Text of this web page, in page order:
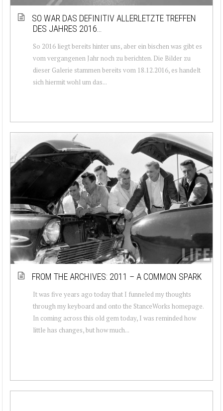
SO WAR DAS DEFINITIV ALLERLETZTE TREFFEN
DES JAHRES 2016…
So 2016 liegt bereits hinter uns, aber ein bischen was gibt es
vom vergangenen Jahr noch zu berichten. Die Bilder zu
dieser Galerie stammen bereits vom 18.12.2016, es handelt
sich hiermit wohl um das...
FROM THE ARCHIVES: 2011 – A COMMON SPARK
It was five years ago today that I funneled my thoughts
through my keyboard and onto the StanceWorks homepage.
In coming across this old gem today, I was reminded how
little has changes, but how much...